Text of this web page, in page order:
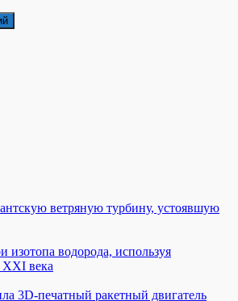
ветряную турбину, устоявшую
изотопа водорода, используя
века
3D-печатный ракетный двигатель